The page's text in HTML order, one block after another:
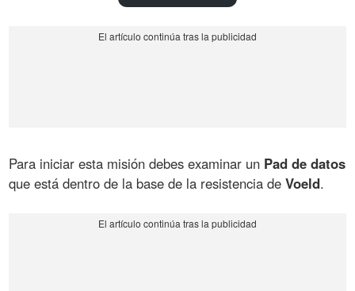
Para iniciar esta misión debes examinar un Pad de datos
que está dentro de la base de la resistencia deVoeld.